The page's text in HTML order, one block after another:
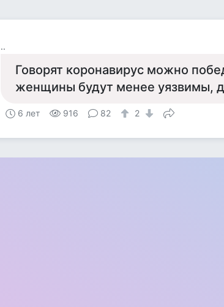
..
Говорят коронавирус можно
женщины будут менее уязвимы,
6 лет 916 82 2